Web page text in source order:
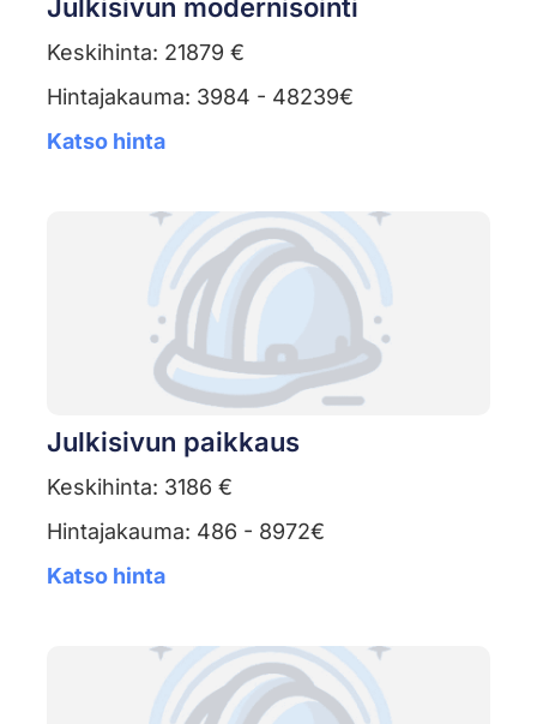
Julkisivun modernisointi
Keskihinta: 21879 €
Hintajakauma: 3984 - 48239€
Katso hinta
Julkisivun paikkaus
Keskihinta: 3186 €
Hintajakauma: 486 - 8972€
Katso hinta